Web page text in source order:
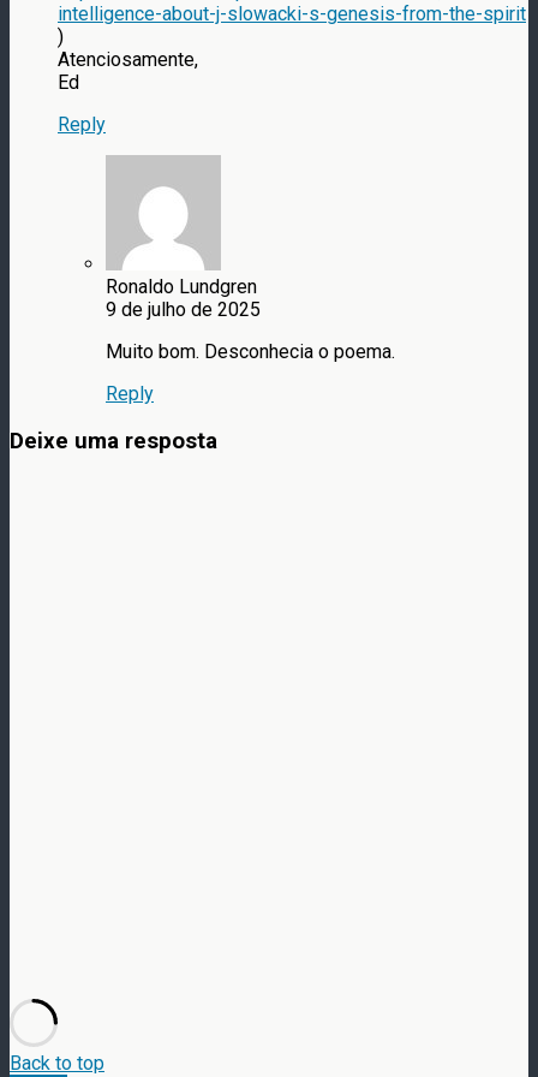
intelligence-about-j-slowacki-s-genesis-from-the-spirit
)
Atenciosamente,
Ed
Reply
Ronaldo Lundgren
9 de julho de 2025
Muito bom. Desconhecia o poema.
Reply
Deixe uma resposta
Back to top